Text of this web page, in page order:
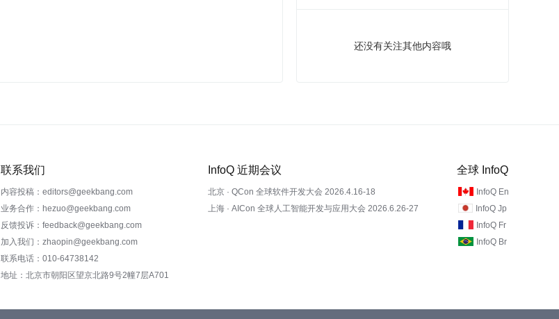
还没有关注其他内容哦
联系我们
内容投稿：editors@geekbang.com
业务合作：hezuo@geekbang.com
反馈投诉：feedback@geekbang.com
加入我们：zhaopin@geekbang.com
联系电话：010-64738142
地址：北京市朝阳区望京北路9号2幢7层A701
InfoQ 近期会议
北京 · QCon 全球软件开发大会 2026.4.16-18
上海 · AICon 全球人工智能开发与应用大会 2026.6.26-27
全球 InfoQ
InfoQ En
InfoQ Jp
InfoQ Fr
InfoQ Br